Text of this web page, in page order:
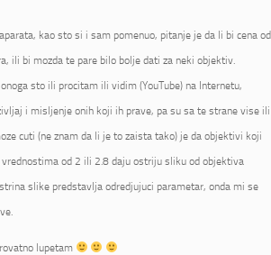
kao sto si i sam pomenuo, pitanje je da li bi cena od
ili bi mozda te pare bilo bolje dati za neki objektiv.
sto ili procitam ili vidim (YouTube) na Internetu,
i misljenje onih koji ih prave, pa su sa te strane vise ili
cuti (ne znam da li je to zaista tako) je da objektivi koji
od 2 ili 2.8 daju ostriju sliku od objektiva
slike predstavlja odredjujuci parametar, onda mi se
lupetam